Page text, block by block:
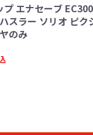
プ エナセーブ
スラー ソリオ ピク
のみ